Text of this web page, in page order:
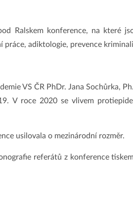
Ralskem konference, na které
adiktologie, prevence
VS ČR PhDr. Jana Sochůrka,
V roce 2020 se vlivem
usilovala o mezinárodní rozměr.
referátů z konference